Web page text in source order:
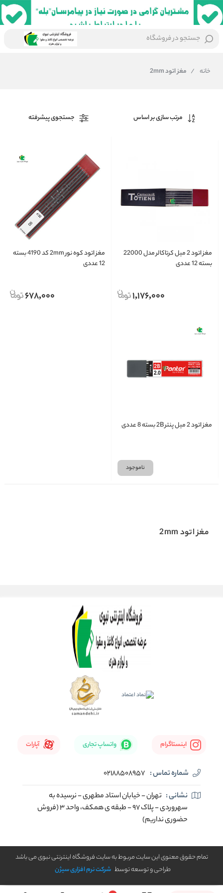
جستجو در فروشگاه
خانه / مغز اتود 2mm
مرتب سازی بر اساس جستجوی پیشرفته
مغز اتود 2 میل کرتاکالر مدل 22000
بسته 12 عددی
1,176,000
مغز اتود کوه نور 2mm کد 4190 بسته
12 عددی
678,000
مغز اتود 2 میل پنتر 2B بسته 8 عددی
ناموجود
مغز اتود 2mm
اینستاگرام واتساپ تجاری آپارات
شماره تماس : 02188508957
نشانی : تهران - خیابان استاد مطهری - نرسیده به
سهروردی - پلاک 97 - طبقه ی همکف، واحد 3 (فروش
حضوری نداریم)
تمام حقوق معنوی این سایت مربوط به سایت فروشگاه اینترنتی نبوی می باشد
طراحی و توسعه توسط شرکت نرم افزاری سیژن